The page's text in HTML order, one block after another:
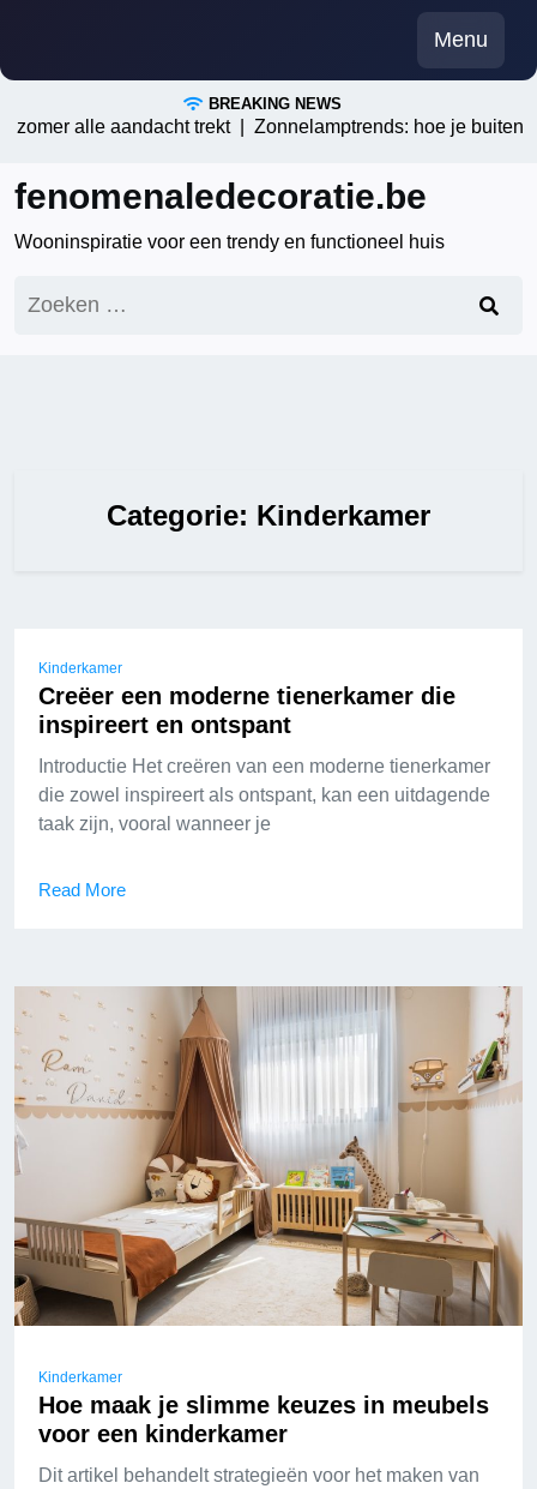
content
Menu
BREAKING NEWS
alle aandacht trekt |Zonnelamptrends: hoe je
fenomenaledecoratie.be
Wooninspiratie voor een trendy en functioneel huis
naar:
Categorie: Kinderkamer
Kinderkamer
Creëer een moderne tienerkamer die
inspireert en ontspant
Introductie Het creëren van een moderne tienerkamer
die zowel inspireert als ontspant, kan een uitdagende
taak zijn, vooral wanneer je
Read More
Kinderkamer
Hoe maak je slimme keuzes in meubels
voor een kinderkamer
Dit artikel behandelt strategieën voor het maken van